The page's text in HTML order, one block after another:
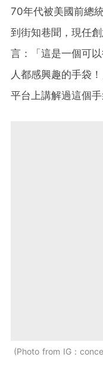
70年代被美國前總
到街知巷聞，現任
言：「這是一個可
人都感興趣的手袋
平台上講解過這個手
Photo from IG：